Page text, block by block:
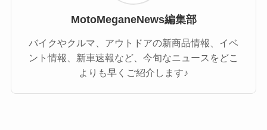
MotoMeganeNews編集部
バイクやクルマ、アウトドアの新商品情報、イベ
ント情報、新車速報など、今旬なニュースをどこ
よりも早くご紹介します♪